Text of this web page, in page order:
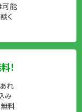
可能
く
！
れ
み
料